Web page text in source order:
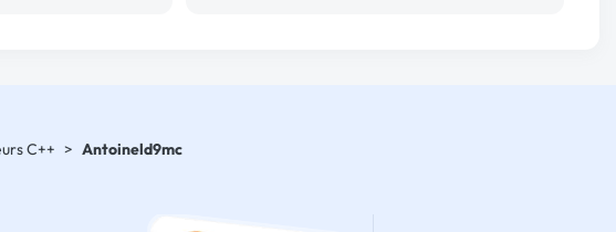
C++ > Antoineld9mc